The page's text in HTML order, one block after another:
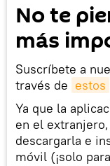
No te
más
Suscríbete a
través de estos
Ya que la
en el
descargarla e
móvil (¡solo